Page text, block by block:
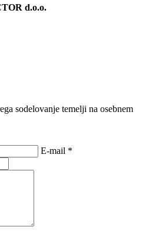
d.o.o.
sodelovanje temelji na osebnem
E-mail *